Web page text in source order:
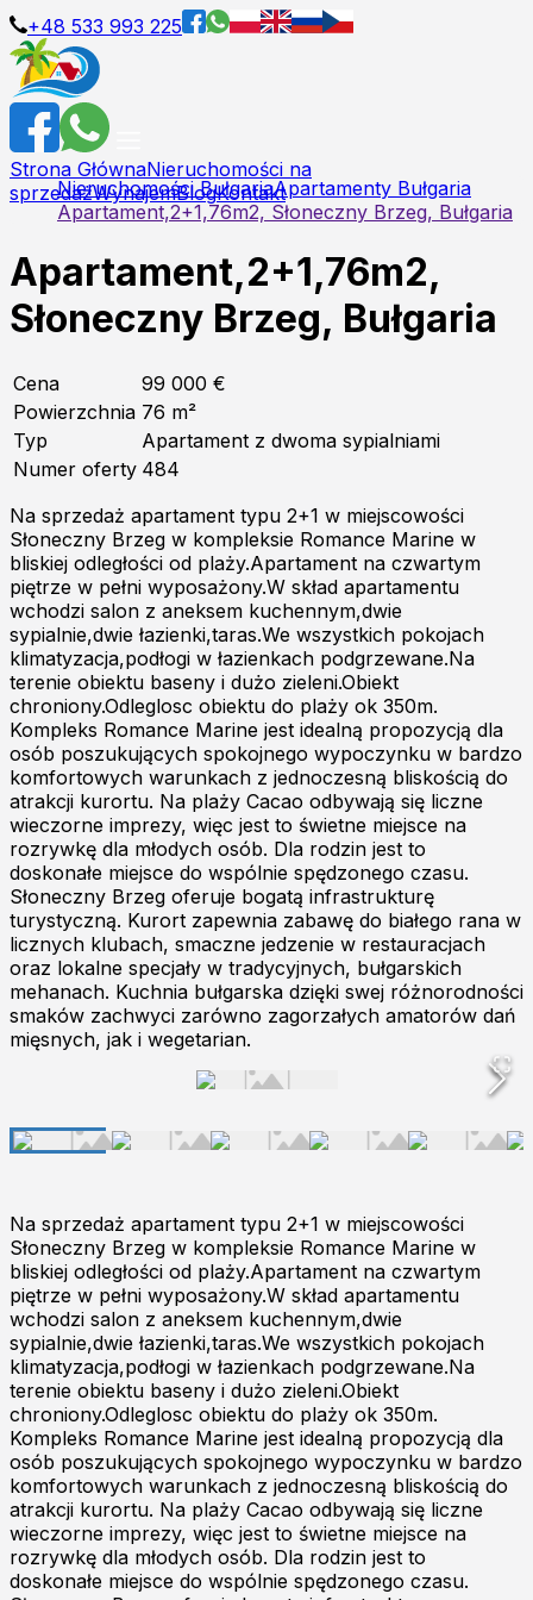
+48 533 993 225
Strona GłównaNieruchomości na
sprzedażWynajemBlogKontakt
Nieruchomości BułgariaApartamenty Bułgaria
Apartament,2+1,76m2, Słoneczny Brzeg, Bułgaria
Apartament,2+1,76m2,
Słoneczny Brzeg, Bułgaria
Cena
99 000 €
Powierzchnia 76 m²
Typ
Apartament z dwoma sypialniami
Numer oferty 484
Na sprzedaż apartament typu 2+1 w miejscowości
Słoneczny Brzeg w kompleksie Romance Marine w
bliskiej odległości od plaży.Apartament na czwartym
piętrze w pełni wyposażony.W skład apartamentu
wchodzi salon z aneksem kuchennym,dwie
sypialnie,dwie łazienki,taras.We wszystkich pokojach
klimatyzacja,podłogi w łazienkach podgrzewane.Na
terenie obiektu baseny i dużo zieleni.Obiekt
chroniony.Odleglosc obiektu do plaży ok 350m.
Kompleks Romance Marine jest idealną propozycją dla
osób poszukujących spokojnego wypoczynku w bardzo
komfortowych warunkach z jednoczesną bliskością do
atrakcji kurortu. Na plaży Cacao odbywają się liczne
wieczorne imprezy, więc jest to świetne miejsce na
rozrywkę dla młodych osób. Dla rodzin jest to
doskonałe miejsce do wspólnie spędzonego czasu.
Słoneczny Brzeg oferuje bogatą infrastrukturę
turystyczną. Kurort zapewnia zabawę do białego rana w
licznych klubach, smaczne jedzenie w restauracjach
oraz lokalne specjały w tradycyjnych, bułgarskich
mehanach. Kuchnia bułgarska dzięki swej różnorodności
smaków zachwyci zarówno zagorzałych amatorów dań
mięsnych, jak i wegetarian.
Na sprzedaż apartament typu 2+1 w miejscowości
Słoneczny Brzeg w kompleksie Romance Marine w
bliskiej odległości od plaży.Apartament na czwartym
piętrze w pełni wyposażony.W skład apartamentu
wchodzi salon z aneksem kuchennym,dwie
sypialnie,dwie łazienki,taras.We wszystkich pokojach
klimatyzacja,podłogi w łazienkach podgrzewane.Na
terenie obiektu baseny i dużo zieleni.Obiekt
chroniony.Odleglosc obiektu do plaży ok 350m.
Kompleks Romance Marine jest idealną propozycją dla
osób poszukujących spokojnego wypoczynku w bardzo
komfortowych warunkach z jednoczesną bliskością do
atrakcji kurortu. Na plaży Cacao odbywają się liczne
wieczorne imprezy, więc jest to świetne miejsce na
rozrywkę dla młodych osób. Dla rodzin jest to
doskonałe miejsce do wspólnie spędzonego czasu.